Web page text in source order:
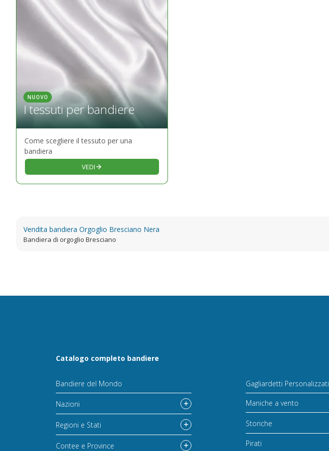
NUOVO
I tessuti per bandiere
Come scegliere il tessuto per una
bandiera
VEDI
Vendita bandiera Orgoglio Bresciano Nera
Bandiera di orgoglio Bresciano
Catalogo completo bandiere
Bandiere del Mondo
Nazioni
Regioni e Stati
Contee e Province
Gagliardetti Personalizzati
Maniche a vento
Storiche
Pirati